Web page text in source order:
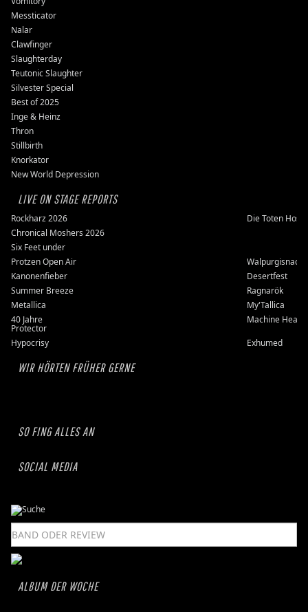
Messticator
Nalar
Clawfinger
Slaughterday
Teutonic Slaughter
Silvester Special
Best of 2025
Inge & Heinz
Thron
Stillbirth
Knorkator
New World Depression
LIVE ON STAGE REPORTS
Rockharz 2026
Die Toten
Chronical Moshers 2026
Six Feet under
Protzen Open Air
Walpurgisnacht
Kanonenfieber
Desertfest
Summer Breeze
Ragnarök
Metallica
My'Tallica
40 Jahre
Protector
Machine Head
Hypocrisy
Exhumed
WIR HÖRTEN FRÜHER GERNE
SO FING ALLES AN
SOCIAL MEDIA
ALBUM DER WOCHE